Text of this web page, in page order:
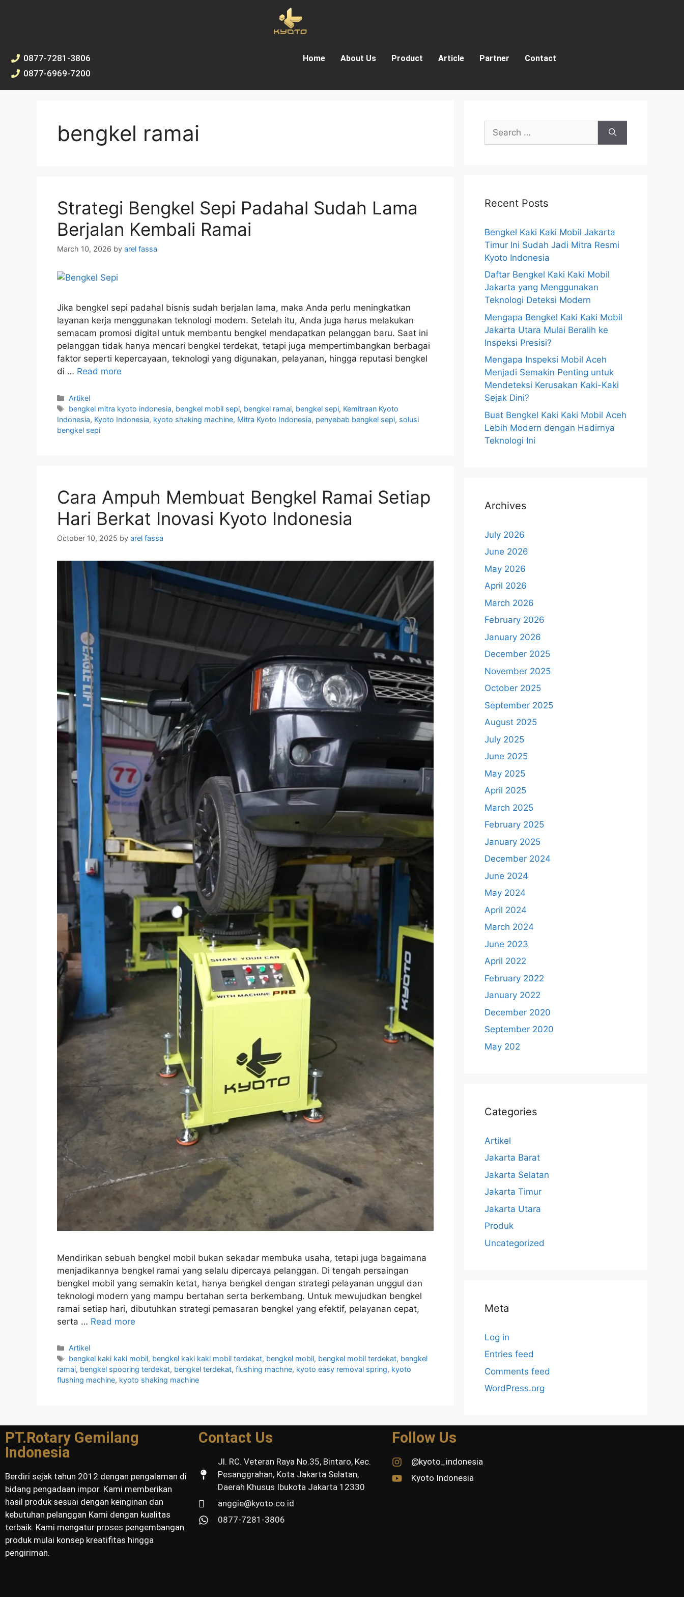
0877-7281-3806
0877-6969-7200
Home About Us Product Article Partner Contact
bengkel ramai
Strategi Bengkel Sepi Padahal Sudah Lama
Berjalan Kembali Ramai
March 10, 2026 by arel fassa
Jika bengkel sepi padahal bisnis sudah berjalan lama, maka Anda perlu meningkatkan
layanan kerja menggunakan teknologi modern. Setelah itu, Anda juga harus melakukan
semacam promosi digital untuk membantu bengkel mendapatkan pelanggan baru. Saat ini
pelanggan tidak hanya mencari bengkel terdekat, tetapi juga mempertimbangkan berbagai
faktor seperti kepercayaan, teknologi yang digunakan, pelayanan, hingga reputasi bengkel
di … Read more
Artikel
bengkel mitra kyoto indonesia, bengkel mobil sepi, bengkel ramai, bengkel sepi, Kemitraan Kyoto
Indonesia, Kyoto Indonesia, kyoto shaking machine, Mitra Kyoto Indonesia, penyebab bengkel sepi, solusi
bengkel sepi
Cara Ampuh Membuat Bengkel Ramai Setiap
Hari Berkat Inovasi Kyoto Indonesia
October 10, 2025 by arel fassa
Mendirikan sebuah bengkel mobil bukan sekadar membuka usaha, tetapi juga bagaimana
menjadikannya bengkel ramai yang selalu dipercaya pelanggan. Di tengah persaingan
bengkel mobil yang semakin ketat, hanya bengkel dengan strategi pelayanan unggul dan
teknologi modern yang mampu bertahan serta berkembang. Untuk mewujudkan bengkel
ramai setiap hari, dibutuhkan strategi pemasaran bengkel yang efektif, pelayanan cepat,
serta … Read more
Artikel
bengkel kaki kaki mobil, bengkel kaki kaki mobil terdekat, bengkel mobil, bengkel mobil terdekat, bengkel
ramai, bengkel spooring terdekat, bengkel terdekat, flushing machne, kyoto easy removal spring, kyoto
flushing machine, kyoto shaking machine
Recent Posts
Bengkel Kaki Kaki Mobil Jakarta
Timur Ini Sudah Jadi Mitra Resmi
Kyoto Indonesia
Daftar Bengkel Kaki Kaki Mobil
Jakarta yang Menggunakan
Teknologi Deteksi Modern
Mengapa Bengkel Kaki Kaki Mobil
Jakarta Utara Mulai Beralih ke
Inspeksi Presisi?
Mengapa Inspeksi Mobil Aceh
Menjadi Semakin Penting untuk
Mendeteksi Kerusakan Kaki-Kaki
Sejak Dini?
Buat Bengkel Kaki Kaki Mobil Aceh
Lebih Modern dengan Hadirnya
Teknologi Ini
Archives
July 2026
June 2026
May 2026
April 2026
March 2026
February 2026
January 2026
December 2025
November 2025
October 2025
September 2025
August 2025
July 2025
June 2025
May 2025
April 2025
March 2025
February 2025
January 2025
December 2024
June 2024
May 2024
April 2024
March 2024
June 2023
April 2022
February 2022
January 2022
December 2020
September 2020
May 202
Categories
Artikel
Jakarta Barat
Jakarta Selatan
Jakarta Timur
Jakarta Utara
Produk
Uncategorized
Meta
Log in
Entries feed
Comments feed
WordPress.org
PT.Rotary Gemilang
Indonesia
Berdiri sejak tahun 2012 dengan pengalaman di
bidang pengadaan impor. Kami memberikan
hasil produk sesuai dengan keinginan dan
kebutuhan pelanggan Kami dengan kualitas
terbaik. Kami mengatur proses pengembangan
produk mulai konsep kreatifitas hingga
pengiriman.
Contact Us
Jl. RC. Veteran Raya No.35, Bintaro, Kec.
Pesanggrahan, Kota Jakarta Selatan,
Daerah Khusus Ibukota Jakarta 12330
anggie@kyoto.co.id
0877-7281-3806
Follow Us
@kyoto_indonesia
Kyoto Indonesia